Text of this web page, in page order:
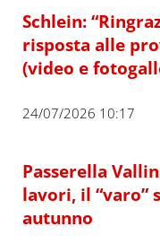
Schlein:
risposta alle
(video e
24/07/2026 10:17
Passerella
lavori, il “varo”
autunno